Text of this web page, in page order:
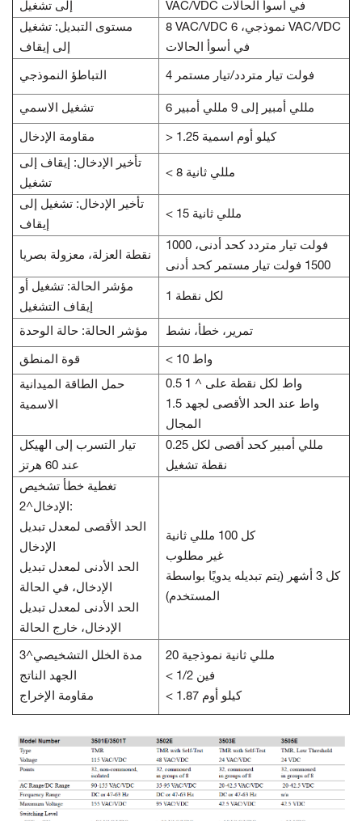
إلى تشغيل
VAC/VDC في أسوأ الحالات
مستوى التبديل: تشغيل
إلى إيقاف
8 VAC/VDC نموذجي، 6 VAC/VDC
في أسوأ الحالات
التباطؤ النموذجي 4 فولت تيار متردد/تيار مستمر
تشغيل الاسمي 6 مللي أمبير إلى 9 مللي أمبير
مقاومة الإدخال > 1.25 كيلو أوم اسمية
تأخير الإدخال: إيقاف إلى
تشغيل
< 8 مللي ثانية
تأخير الإدخال: تشغيل إلى
إيقاف
< 15 مللي ثانية
نقطة العزلة، معزولة بصريا
1000 فولت تيار متردد كحد أدنى،
1500 فولت تيار مستمر كحد أدنى
مؤشر الحالة: تشغيل أو
إيقاف التشغيل
1 لكل نقطة
مؤشر الحالة: حالة الوحدة تمرير، خطأ، نشط
قوة المنطق < 10 واط
حمل الطاقة الميدانية
الاسمية
0.5 واط لكل نقطة على ^ 1
1.5 واط عند الحد الأقصى لجهد
المجال
تيار التسرب إلى الهيكل
عند 60 هرتز
0.25 مللي أمبير كحد أقصى لكل
نقطة تشغيل
تغطية خطأ تشخيص
الإدخال^2:
الحد الأقصى لمعدل تبديل
الإدخال
الحد الأدنى لمعدل تبديل
الإدخال، في الحالة
الحد الأدنى لمعدل تبديل
الإدخال، خارج الحالة
كل 100 مللي ثانية
غير مطلوب
كل 3 أشهر (يتم تبديله يدويًا بواسطة
المستخدم)
مدة الخلل التشخيصي^3
الجهد الناتج
مقاومة الإخراج
20 مللي ثانية نموذجية
< 1/2 فين
< 1.87 كيلو أوم